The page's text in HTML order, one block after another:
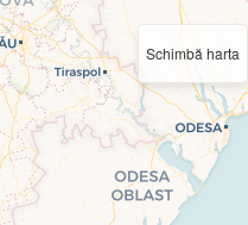
Schimbă harta